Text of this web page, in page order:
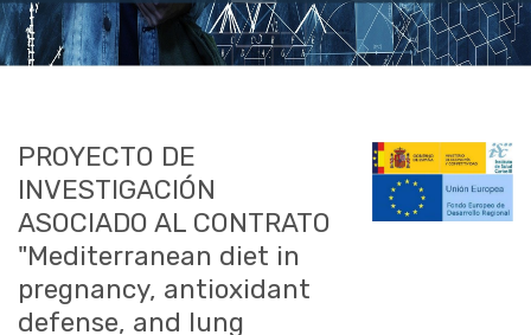
RRHH
ACCESO PERSONAL
PROYECTO DE
INVESTIGACIÓN
ASOCIADO AL CONTRATO
"Mediterranean diet in
pregnancy, antioxidant
defense, and lung